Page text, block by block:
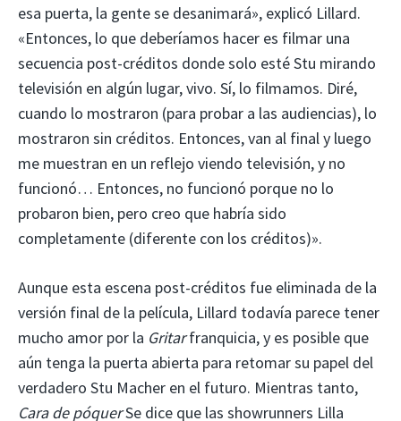
esa puerta, la gente se desanimará», explicó Lillard.
«Entonces, lo que deberíamos hacer es filmar una
secuencia post-créditos donde solo esté Stu mirando
televisión en algún lugar, vivo. Sí, lo filmamos. Diré,
cuando lo mostraron (para probar a las audiencias), lo
mostraron sin créditos. Entonces, van al final y luego
me muestran en un reflejo viendo televisión, y no
funcionó… Entonces, no funcionó porque no lo
probaron bien, pero creo que habría sido
completamente (diferente con los créditos)».
Aunque esta escena post-créditos fue eliminada de la
versión final de la película, Lillard todavía parece tener
mucho amor por la Gritarfranquicia, y es posible que
aún tenga la puerta abierta para retomar su papel del
verdadero Stu Macher en el futuro. Mientras tanto,
Cara de póquerSe dice que las showrunners Lilla